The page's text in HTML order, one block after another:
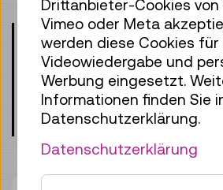
Bitte beachten Sie die
Kinder unter 8 Jahren
einer erwachsenen
teilnehmen.
Treffpunkt: Eingangshalle,
Drittanbieter-Cookies von
Vimeo oder Meta
werden diese Cookies für
Videowiedergabe und
Werbung eingesetzt.
Informationen finden Sie
Datenschutzerklärung.
Datenschutzerklärung